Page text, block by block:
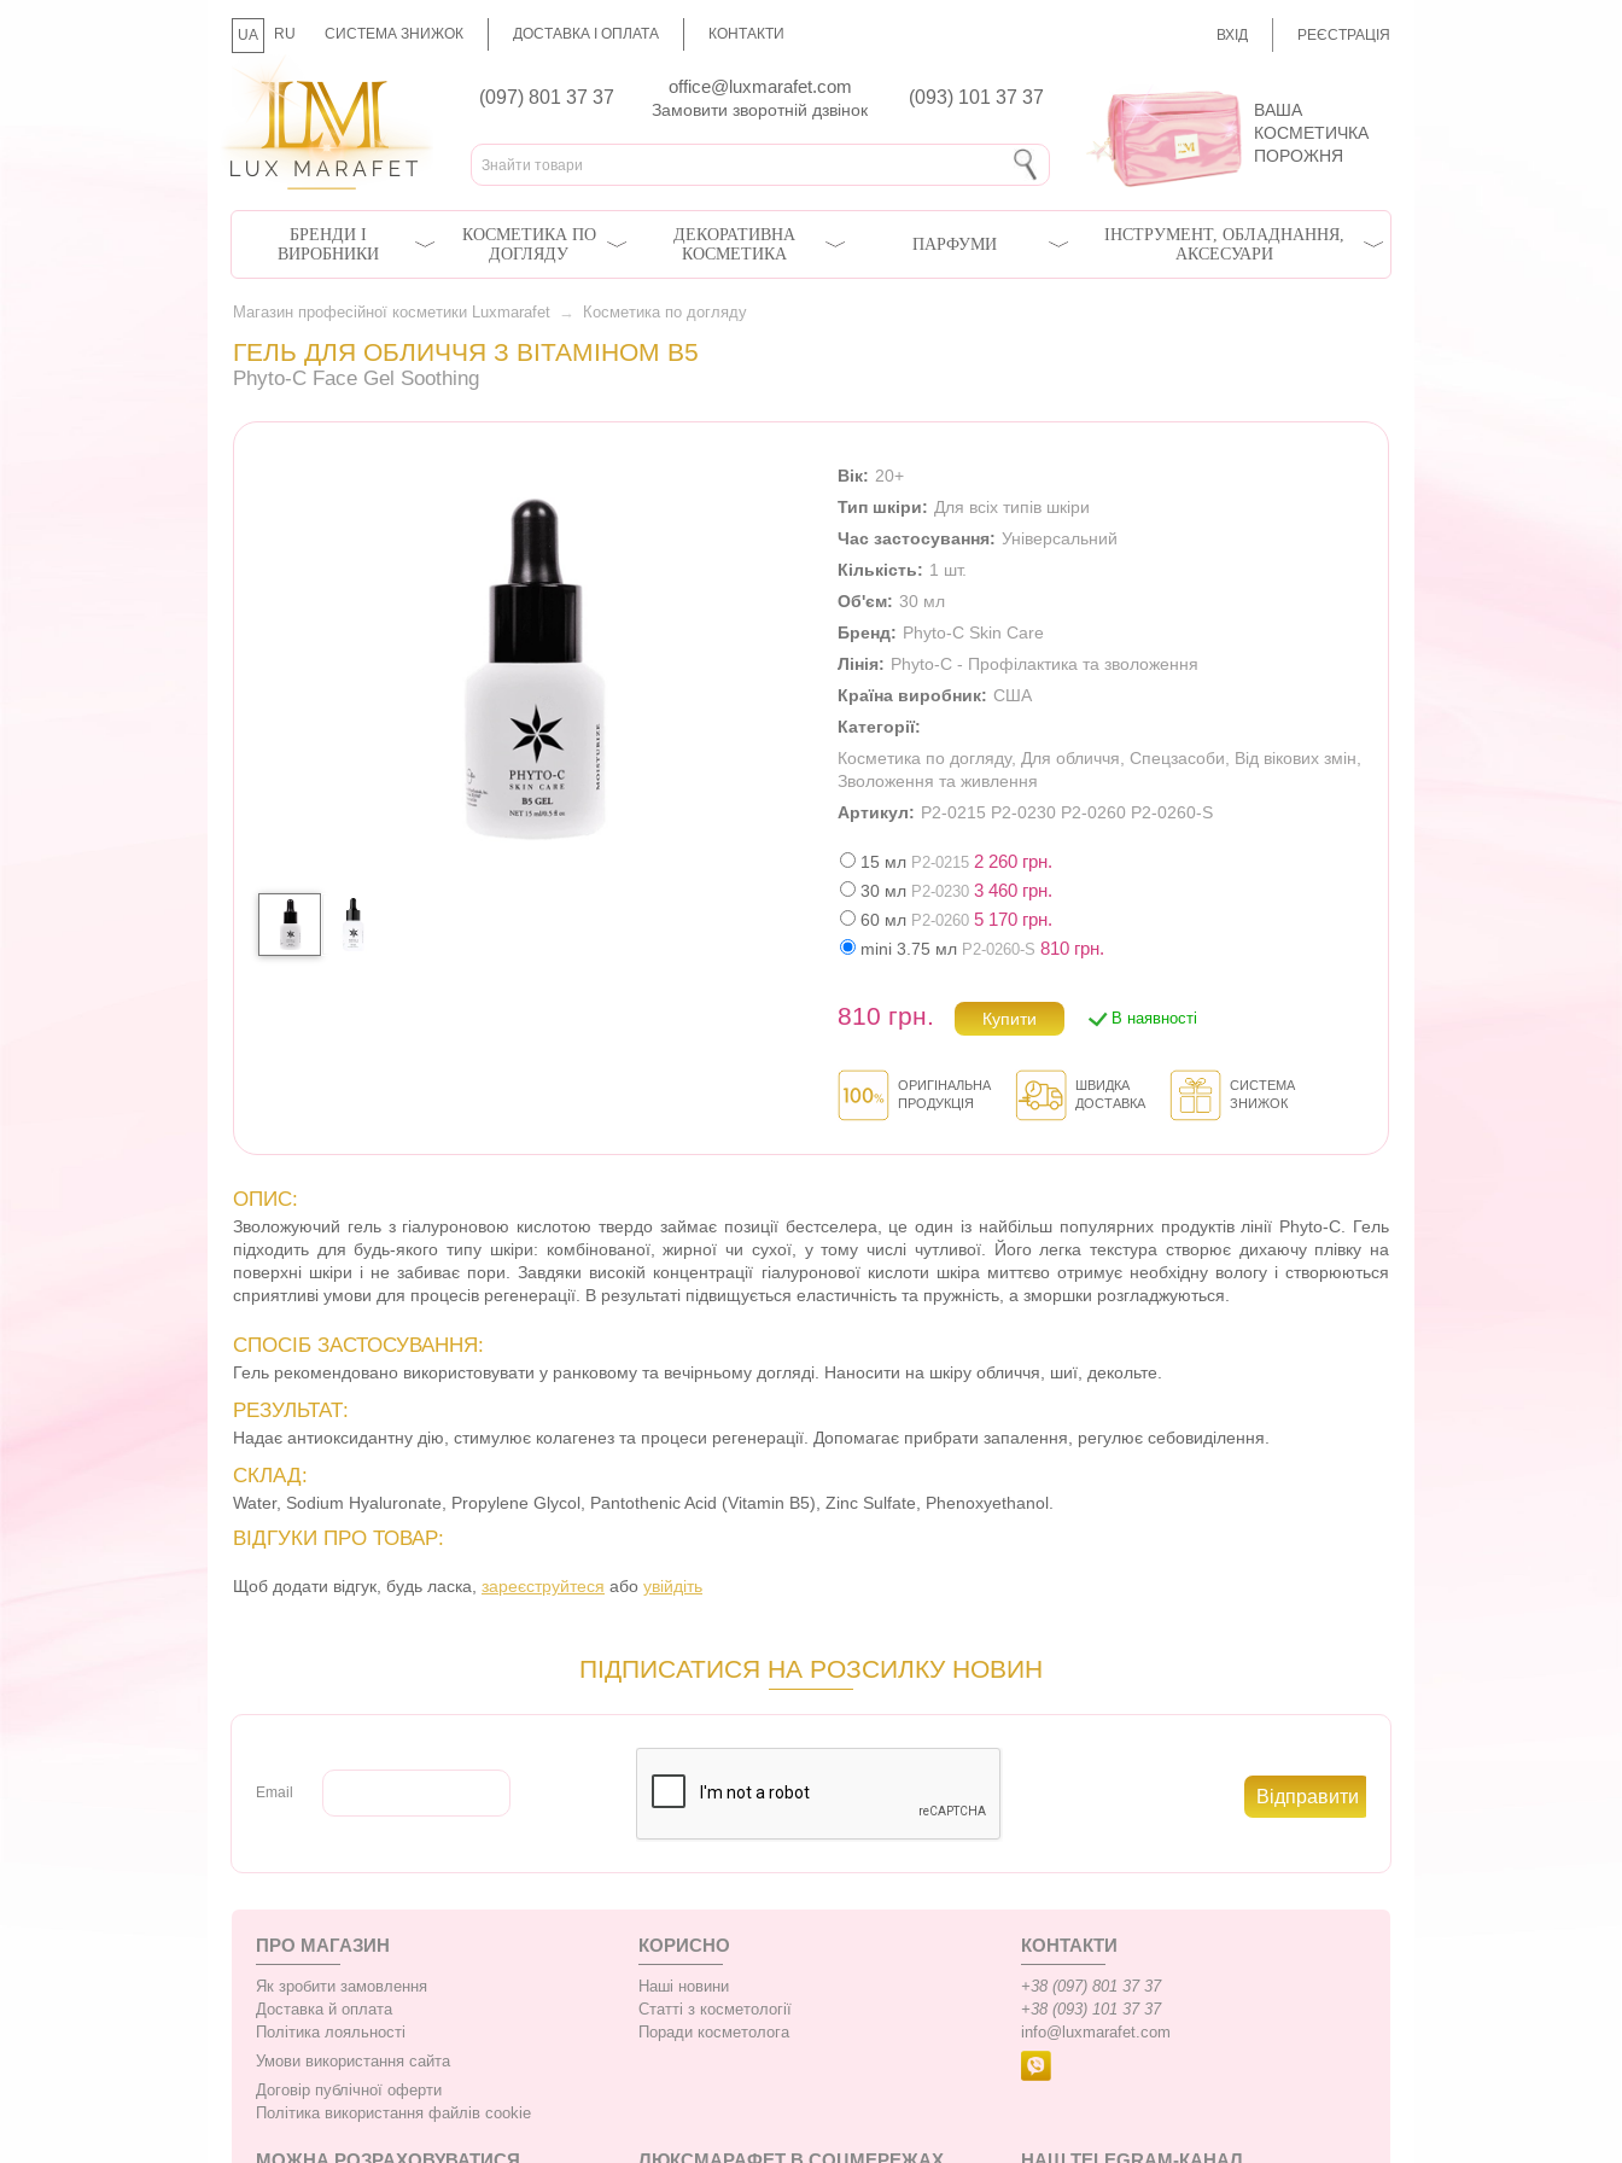
UA RU СИСТЕМА ЗНИЖОК ДОСТАВКА І ОПЛАТА КОНТАКТИ ВХІД РЕЄСТРАЦІЯ
(097) 801 37 37
office@luxmarafet.com
(093) 101 37 37
Замовити зворотній дзвінок
ВАША
КОСМЕТИЧКА
ПОРОЖНЯ
БРЕНДИ І
ВИРОБНИКИ
КОСМЕТИКА ПО
ДОГЛЯДУ
ДЕКОРАТИВНА
КОСМЕТИКА
ПАРФУМИ
ІНСТРУМЕНТ, ОБЛАДНАННЯ,
АКСЕСУАРИ
Магазин професійної косметики Luxmarafet → Косметика по догляду
ГЕЛЬ ДЛЯ ОБЛИЧЧЯ З ВІТАМІНОМ В5
Phyto-C Face Gel Soothing
Вік: 20+
Тип шкіри: Для всіх типів шкіри
Час застосування: Універсальний
Кількість: 1 шт.
Об'єм: 30 мл
Бренд: Phyto-C Skin Care
Лінія: Phyto-C - Профілактика та зволоження
Країна виробник: США
Категорії:
Косметика по догляду, Для обличчя Спецзасоби Від вікових змін
Зволоження та живлення
Артикул: P2-0215 P2-0230 Р2-0260 P2-0260-S
15 мл P2-0215 2 260 грн.
30 мл P2-0230 3 460 грн.
60 мл Р2-0260 5 170 грн.
mini 3.75 мл P2-0260-S 810 грн.
810 грн. В наявності
ОРИГІНАЛЬНА
ПРОДУКЦІЯ
ШВИДКА
ДОСТАВКА
СИСТЕМА
ЗНИЖОК
ОПИС:
Зволожуючий гель з гіалуроновою кислотою твердо займає позиції бестселера, це один із найбільш популярних продуктів лінії Phyto-C. Гель
підходить для будь-якого типу шкіри: комбінованої, жирної чи сухої, у тому числі чутливої. Його легка текстура створює дихаючу плівку на
поверхні шкіри і не забиває пори. Завдяки високій концентрації гіалуронової кислоти шкіра миттєво отримує необхідну вологу і створюються
сприятливі умови для процесів регенерації. В результаті підвищується еластичність та пружність, а зморшки розгладжуються.
СПОСІБ ЗАСТОСУВАННЯ:
Гель рекомендовано використовувати у ранковому та вечірньому догляді. Наносити на шкіру обличчя, шиї, декольте.
РЕЗУЛЬТАТ:
Надає антиоксидантну дію, стимулює колагенез та процеси регенерації. Допомагає прибрати запалення, регулює себовиділення.
СКЛАД:
Water, Sodium Hyaluronate, Propylene Glycol, Pantothenic Acid (Vitamin B5), Zinc Sulfate, Phenoxyethanol.
ВІДГУКИ ПРО ТОВАР:
Щоб додати відгук, будь ласка, зареєструйтеся або увійдіть
ПІДПИСАТИСЯ НА РОЗСИЛКУ НОВИН
Email
ПРО МАГАЗИН
Як зробити замовлення
Доставка й оплата
Політика лояльності
Умови використання сайта
Договір публічної оферти
Політика використання файлів cookie
КОРИСНО
Наші новини
Статті з косметології
Поради косметолога
КОНТАКТИ
+38 (097) 801 37 37
+38 (093) 101 37 37
info@luxmarafet.com